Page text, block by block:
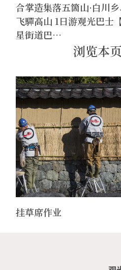
合掌造集落五箇山·白川乡
飞驒高山 1日游观光巴士
星街道巴…
浏览本
挂草席作业